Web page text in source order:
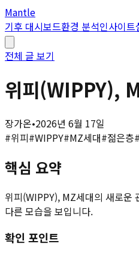
Mantle
기후 대시보드환경 분석인사이트
전체 글 보기
위피(WIPPY),
장가온•2026년 6월 17일
#위피#WIPPY#MZ세대#젊은층#
핵심 요약
위피(WIPPY), MZ세대의 새로운
다른 모습을 보입니다.
확인 포인트